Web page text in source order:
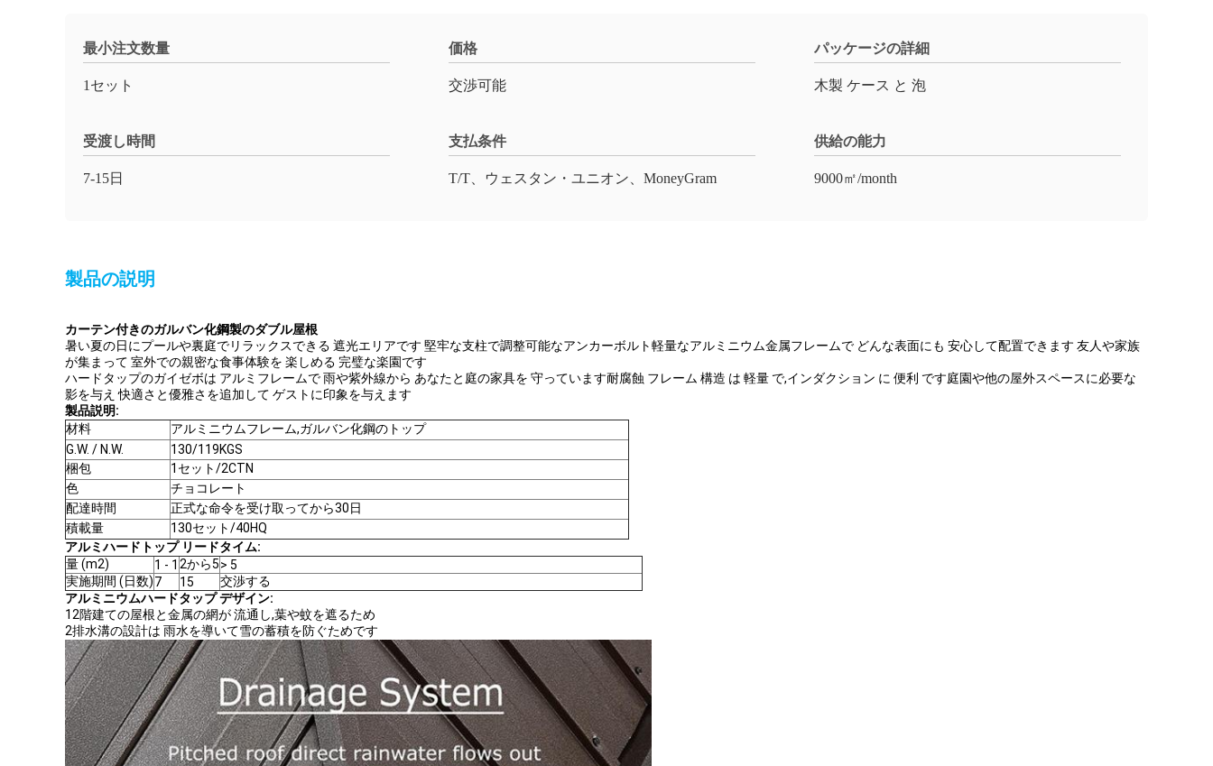
最小注文数量
1セット
価格
交渉可能
パッケージの詳細
木製 ケース と 泡
受渡し時間
7-15日
支払条件
T/T、ウェスタン・ユニオン、MoneyGram
供給の能力
9000㎡/month
製品の説明
カーテン付きのガルバン化鋼製のダブル屋根
暑い夏の日にプールや裏庭でリラックスできる 遮光エリアです 堅牢な支柱で調整可能なアンカーボルト軽量なアルミニウム金属フレームで どんな表面にも 安心して配置できます 友人や家族
が集まって 室外での親密な食事体験を 楽しめる 完璧な楽園です
ハードタップのガイゼボは アルミフレームで 雨や紫外線から あなたと庭の家具を 守っています耐腐蝕 フレーム 構造 は 軽量 で,インダクション に 便利 です庭園や他の屋外スペースに必要な
影を与え 快適さと優雅さを追加して ゲストに印象を与えます
製品説明:
材料
アルミニウムフレーム,ガルバン化鋼のトップ
G.W. / N.W.
130/119KGS
梱包
1セット/2CTN
色
チョコレート
配達時間
正式な命令を受け取ってから30日
積載量
130セット/40HQ
アルミハードトップ リードタイム:
量 (m2)
1 - 1 2から5> 5
実施期間 (日数)7 15
交渉する
アルミニウムハードタップ デザイン:
12階建ての屋根と金属の網が 流通し,葉や蚊を遮るため
2排水溝の設計は 雨水を導いて雪の蓄積を防ぐためです